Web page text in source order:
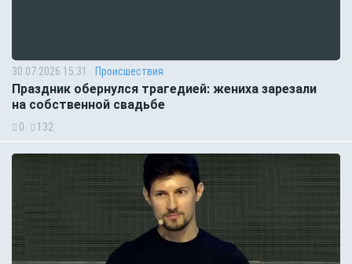
30.07.2026 15:31 Происшествия
Праздник обернулся трагедией: жениха зарезали
на собственной свадьбе
0 132